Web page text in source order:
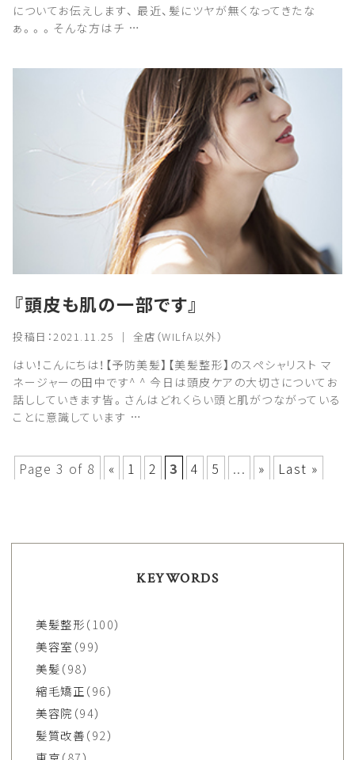
についてお伝えします、 最近、髪にツヤが無くなってきたな
ぁ。。。そんな方はチ …
『頭皮も肌の一部です』
投稿日：2021.11.25 ｜ 全店（WILfA以外）
はい！こんにちは！【予防美髪】【美髪整形】のスペシャリスト マ
ネージャーの田中です^ ^ 今日は頭皮ケアの大切さについてお
話ししていきます皆。さんはどれくらい頭と肌がつながっている
ことに意識しています …
Page 3 of 8 « 1 2 3 4 5 ... » Last »
KEYWORDS
美髪整形（100）
美容室 （99）
美髪（98）
縮毛矯正（96）
美容院 （94）
髪質改善（92）